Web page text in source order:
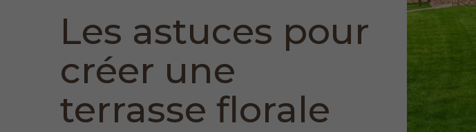
Les astuces pour
créer une
terrasse florale